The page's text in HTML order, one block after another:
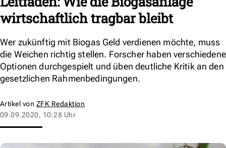
wirtschaftlich tragbar bleibt
Wer zukünftig mit Biogas Geld verdienen möchte, muss
die Weichen richtig stellen. Forscher haben verschiedene
Optionen durchgespielt und üben deutliche Kritik an den
gesetzlichen Rahmenbedingungen.
Artikel von ZFK Redaktion
09.09.2020, 10:28 Uhr